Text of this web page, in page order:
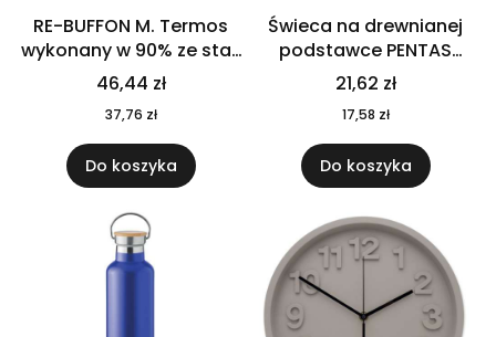
RE-BUFFON M. Termos
wykonany w 90% ze stali
nierdzewnej
pochodzącej z
recyklingu 520 ml 94294
46,44 zł
37,76 zł
Do koszyka
Świeca na drewnianej
podstawce PENTAS
MO6282-40
21,62 zł
17,58 zł
Do koszyka